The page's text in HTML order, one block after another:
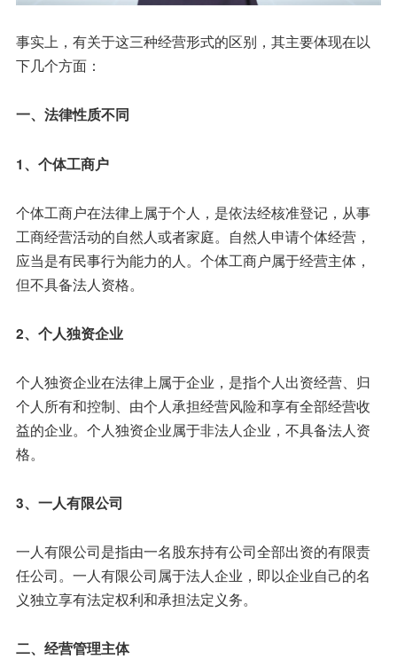
事实上，有关于这三种经营形式的区别，其主要体现在以
下几个方面：
一、法律性质不同
1、个体工商户
个体工商户在法律上属于个人，是依法经核准登记，从事
工商经营活动的自然人或者家庭。自然人申请个体经营，
应当是有民事行为能力的人。个体工商户属于经营主体，
但不具备法人资格。
2、个人独资企业
个人独资企业在法律上属于企业，是指个人出资经营、归
个人所有和控制、由个人承担经营风险和享有全部经营收
益的企业。个人独资企业属于非法人企业，不具备法人资
格。
3、一人有限公司
一人有限公司是指由一名股东持有公司全部出资的有限责
任公司。一人有限公司属于法人企业，即以企业自己的名
义独立享有法定权利和承担法定义务。
二、经营管理主体